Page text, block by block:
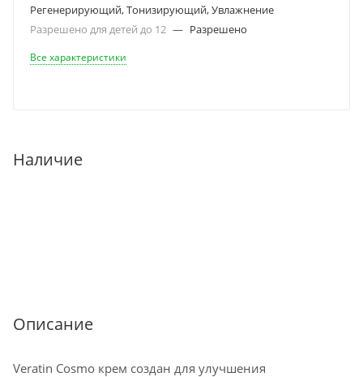
Регенерирующий, Тонизирующий, Увлажнение
Разрешено для детей до 12 — Разрешено
Все характеристики
Наличие
Описание
Veratin Cosmo крем создан для улучшения